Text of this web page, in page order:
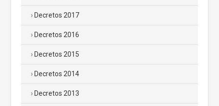
Decretos 2017
Decretos 2016
Decretos 2015
Decretos 2014
Decretos 2013